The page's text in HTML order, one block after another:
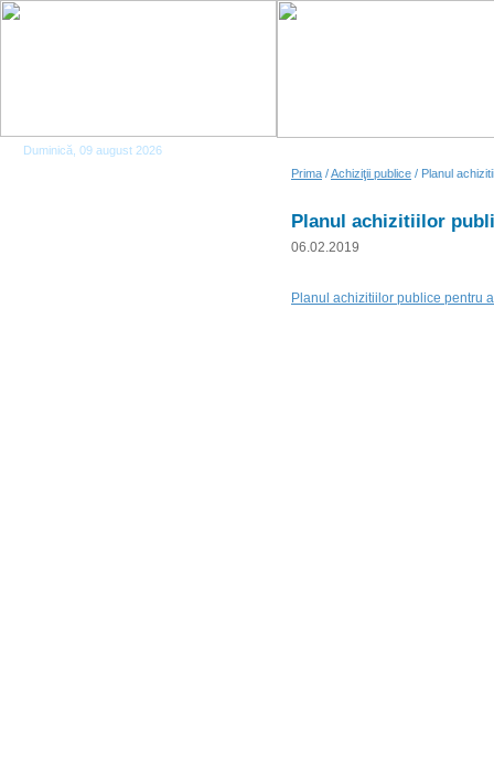
Duminică, 09 august 2026
Prima /Achiziţii publice / Planul
Planul achizitiilor
06.02.2019
Planul achizitiilor publice pentru